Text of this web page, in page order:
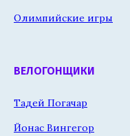
Олимпийские игры
ВЕЛОГОНЩИКИ
Тадей Погачар
Йонас Вингегор